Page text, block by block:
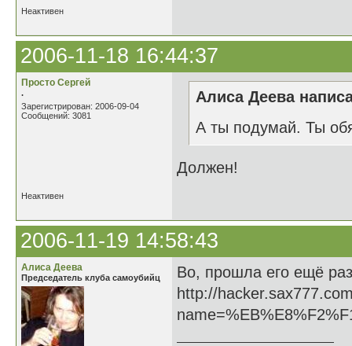
Неактивен
2006-11-18 16:44:37
Просто Сергей
.
Зарегистрирован: 2006-09-04
Сообщений: 3081
Алиса Деева
А ты подумай. Ты
Должен!
Неактивен
2006-11-19 14:58:43
Алиса Деева
Председатель клуба самоубийц
Во, прошла его ещё
http://